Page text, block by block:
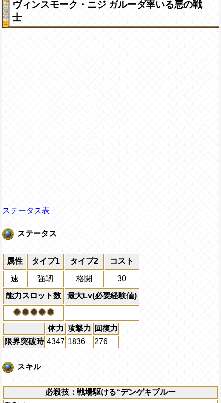
ヴィンスモーク・ニジ ガルーダ率いる悪の戦
士
ステータス表
ステータス
属性 タイプ1 タイプ2 コスト
速 強靭 格闘 30
能力スロット数 最大Lv(必要経験値)
体力 攻撃力 回復力
限界突破時 4347 1836 276
スキル
必殺技：戦場駆ける“デンゲキブルー